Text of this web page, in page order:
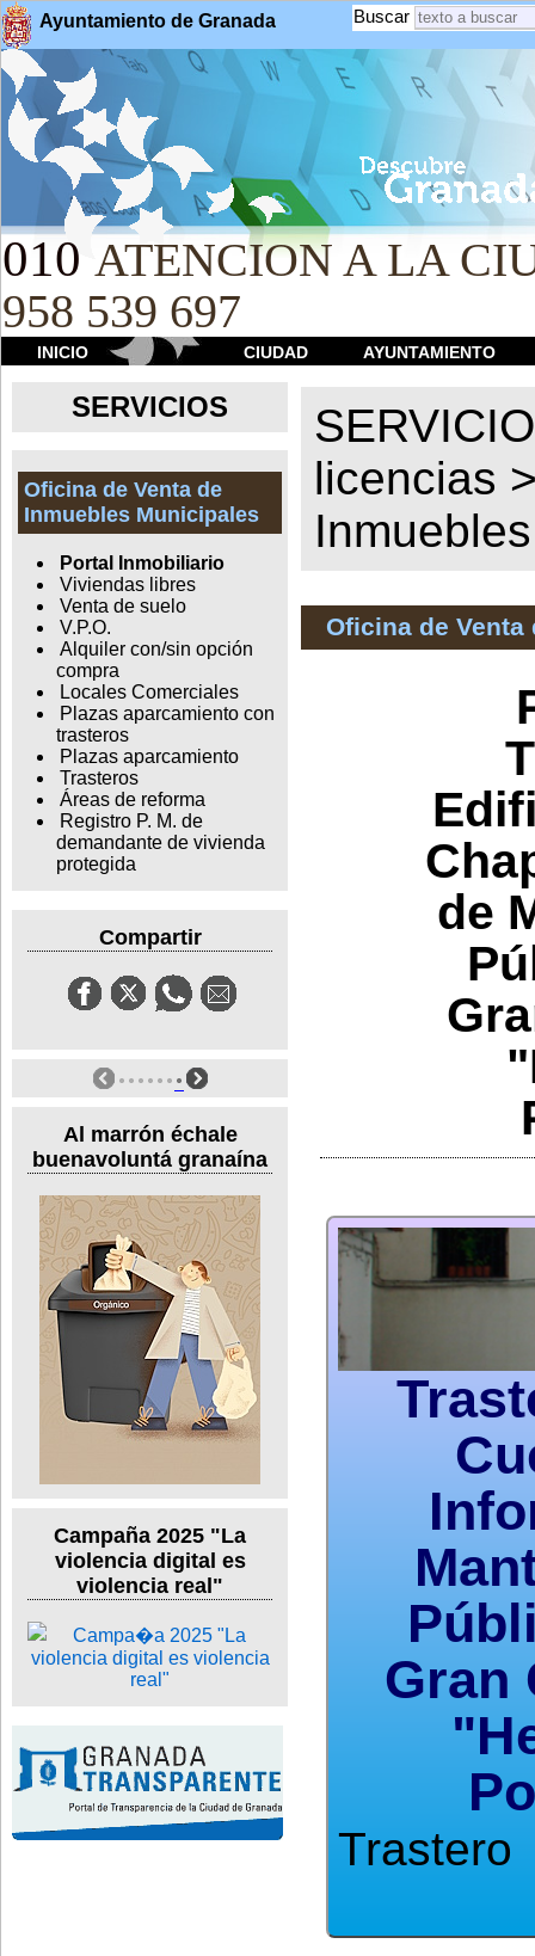
Ayuntamiento de Granada Buscar
010 ATENCION A LA
958 539 697
INICIO CIUDAD AYUNTAMIENTO
SERVICIOS
Oficina de Venta de
Inmuebles Municipales
Portal Inmobiliario
Viviendas libres
Venta de suelo
V.P.O.
Alquiler con/sin opción
compra
Locales Comerciales
Plazas aparcamiento con
trasteros
Plazas aparcamiento
Trasteros
Áreas de reforma
Registro P. M. de
demandante de vivienda
protegida
Compartir
Al marrón échale
buenavoluntá granaína
Campaña 2025 "La
violencia digital es
violencia real"
licencias
Oficina de
de
Gran
Trastero